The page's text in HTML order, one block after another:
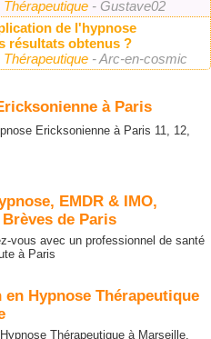
- Gustave02
de l'hypnose
résultats obtenus ?
- Arc-en-cosmic
à Paris
Ericksonienne à Paris 11, 12,
EMDR & IMO,
de Paris
vous avec un professionnel de santé
à Paris
en Hypnose Thérapeutique
Thérapeutique à Marseille.